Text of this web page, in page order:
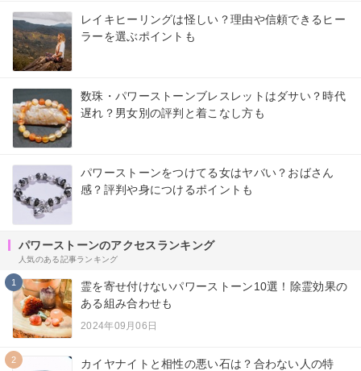
レイキヒーリングは怪しい？理由や信頼できるヒー
ラーを選ぶポイントも
数珠・パワーストーンブレスレットはダサい？時代
遅れ？男女別の評判と着こなし方も
パワーストーンをつけてる女はヤバい？おばさん
感？評判や身につけるポイントも
パワーストーンのアクセスランキング
人気のある記事ランキング
1
霊を寄せ付けないパワーストーン10選！除霊効果の
ある組み合わせも
2024年09月06日
2
カイヤナイトと相性の悪い石は？合わない人の特